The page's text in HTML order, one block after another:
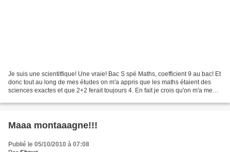
Je suis une scientitfique! Une vraie! Bac S spé Maths, coefficient 9 au bac! Et
donc tout au long de mes études on m'a appris que les maths étaient des
sciences exactes et que 2+2 ferait toujours 4. En fait je crois qu'on m'a menti
Maaa montaaagne!!!
Publié le 05/10/2010 à 07:08